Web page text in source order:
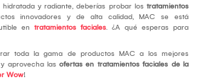
y radiante, deberías probar los tratamientos
innovadores y de alta calidad, MAC se está
en tratamientos faciales. ¿A qué esperas para
toda la gama de productos MAC a los mejores
aprovecha las ofertas en tratamientos faciales de la
Wow!